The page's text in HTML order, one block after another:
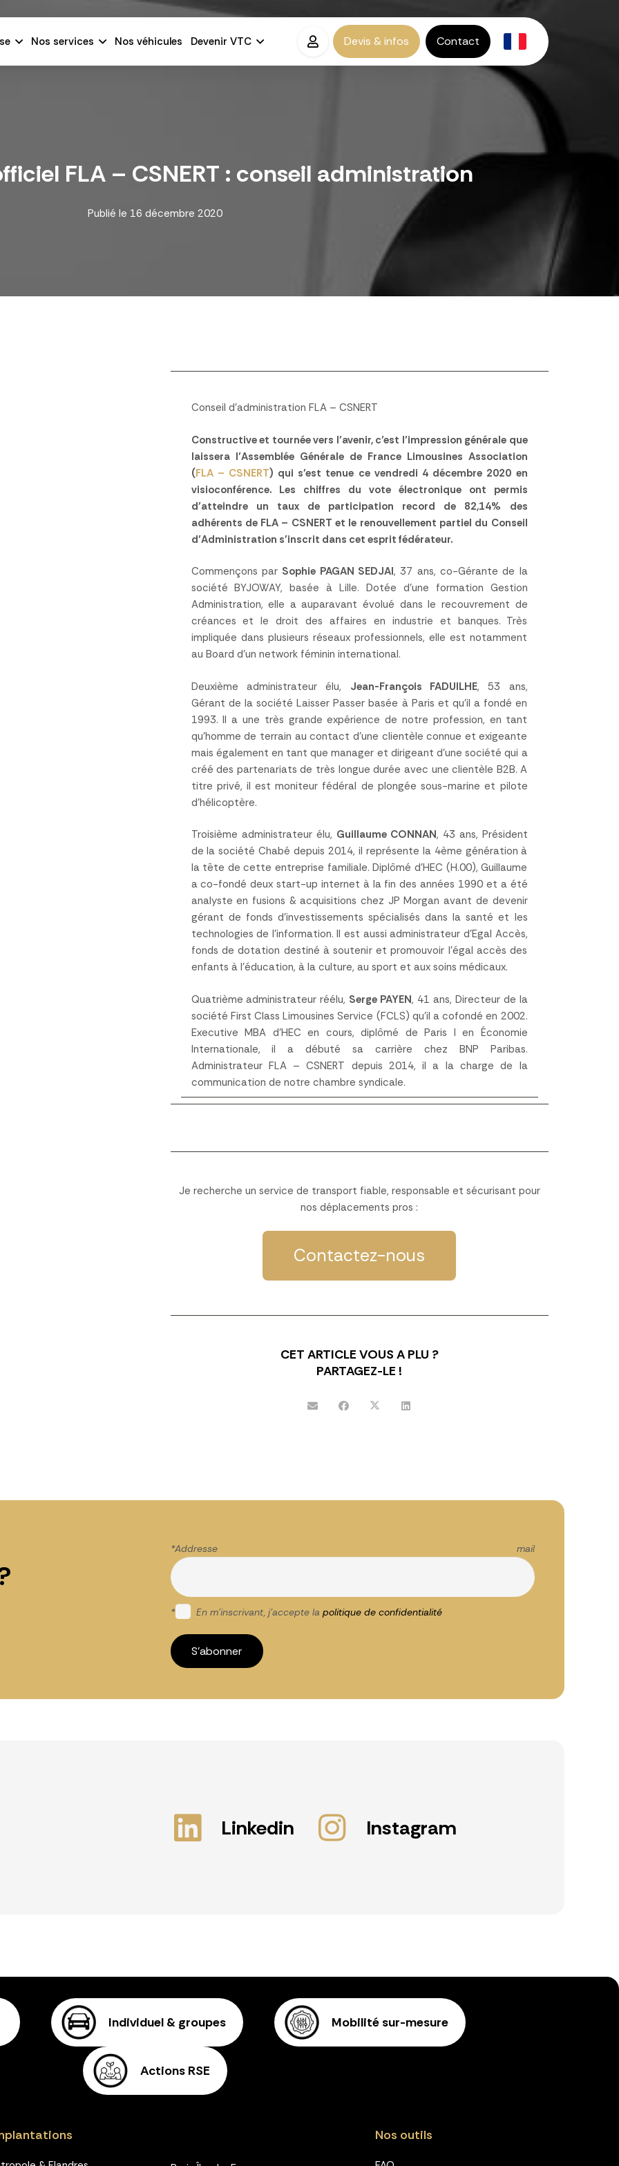
Nos services Nos véhicules Devenir VTC Devis & infos Contact
FLA – CSNERT : conseil administration
Publié le 16 décembre 2020
Conseil d’administration FLA – CSNERT
Constructive et tournée vers l’avenir, c’est l’impression générale que
laissera l’Assemblée Générale de France Limousines Association
(FLA – CSNERT) qui s’est tenue ce vendredi 4 décembre 2020 en
visioconférence. Les chiffres du vote électronique ont permis
d’atteindre un taux de participation record de 82,14% des
adhérents de FLA – CSNERT et le renouvellement partiel du Conseil
d’Administration s’inscrit dans cet esprit fédérateur.
Commençons par Sophie PAGAN SEDJAI, 37 ans, co-Gérante de la
société BYJOWAY, basée à Lille. Dotée d’une formation Gestion
Administration, elle a auparavant évolué dans le recouvrement de
créances et le droit des affaires en industrie et banques. Très
impliquée dans plusieurs réseaux professionnels, elle est notamment
au Board d’un network féminin international.
Deuxième administrateur élu, Jean-François FADUILHE, 53 ans,
Gérant de la société Laisser Passer basée à Paris et qu’il a fondé en
1993. Il a une très grande expérience de notre profession, en tant
qu’homme de terrain au contact d’une clientèle connue et exigeante
mais également en tant que manager et dirigeant d’une société qui a
créé des partenariats de très longue durée avec une clientèle B2B. A
titre privé, il est moniteur fédéral de plongée sous-marine et pilote
d’hélicoptère.
Troisième administrateur élu, Guillaume CONNAN, 43 ans, Président
de la société Chabé depuis 2014, il représente la 4ème génération à
la tête de cette entreprise familiale. Diplômé d’HEC (H.00), Guillaume
a co-fondé deux start-up internet à la fin des années 1990 et a été
analyste en fusions & acquisitions chez JP Morgan avant de devenir
gérant de fonds d’investissements spécialisés dans la santé et les
technologies de l’information. Il est aussi administrateur d’Egal Accès,
fonds de dotation destiné à soutenir et promouvoir l’égal accès des
enfants à l’éducation, à la culture, au sport et aux soins médicaux.
Quatrième administrateur réélu, Serge PAYEN, 41 ans, Directeur de la
société First Class Limousines Service (FCLS) qu’il a cofondé en 2002.
Executive MBA d’HEC en cours, diplômé de Paris I en Économie
Internationale, il a débuté sa carrière chez BNP Paribas.
Administrateur FLA – CSNERT depuis 2014, il a la charge de la
communication de notre chambre syndicale.
Je recherche un service de transport fiable, responsable et sécurisant pour
nos déplacements pros :
Contactez-nous
CET ARTICLE VOUS A PLU ?
PARTAGEZ-LE !
*Addresse mail
* En m'inscrivant, j'accepte la politique de confidentialité
Linkedin Instagram
Individuel & groupes Mobilité sur-mesure
Actions RSE
Nos outils